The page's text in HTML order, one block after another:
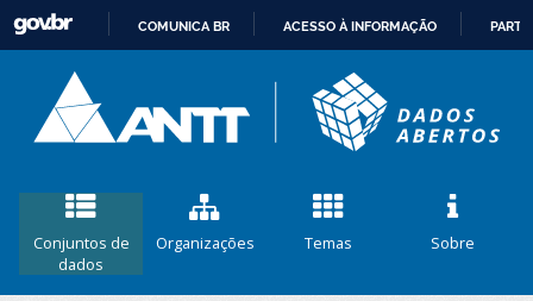
CONTEÚDO
COMUNICA BR ACESSO À INFORMAÇÃO
Conjuntos de
dados
Organizações Temas Sobre